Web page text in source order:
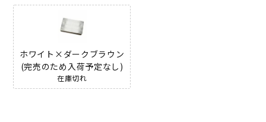
ホワイト×ダークブラウン
(完売のため入荷予定なし)
在庫切れ